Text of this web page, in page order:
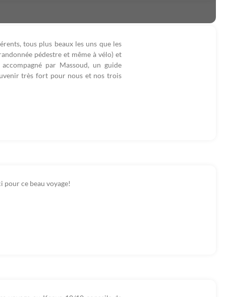
tous plus beaux les uns que les
pédestre et même à vélo) et
par Massoud, un guide
très fort pour nous et nos trois
ce beau voyage!